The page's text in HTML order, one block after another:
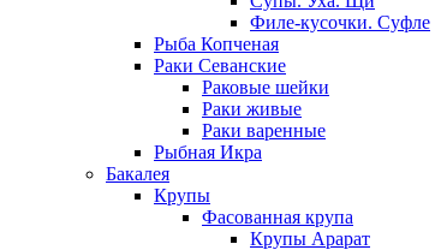
Филе-кусочки. Суфле
Рыба Копченая
Раки Севанские
Раковые шейки
Раки живые
Раки варенные
Рыбная Икра
Бакалея
Крупы
Фасованная крупа
Крупы Арарат